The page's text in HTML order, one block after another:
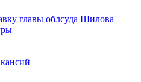
главы облсуда Шилова